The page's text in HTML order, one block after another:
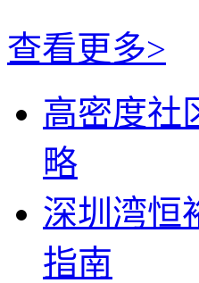
查看更多>
高密度社
略
深圳湾恒
指南